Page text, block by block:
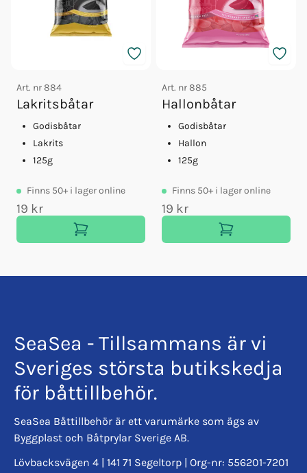
Art. nr884
Lakritsbåtar
Godisbåtar
Lakrits
125g
Finns 50+ i lager online
19 kr
Art. nr885
Hallonbåtar
Godisbåtar
Hallon
125g
Finns 50+ i lager online
19 kr
SeaSea - Tillsammans är vi
Sveriges största butikskedja
för båttillbehör.
SeaSea Båttillbehör är ett varumärke som ägs av
Byggplast och Båtprylar Sverige AB.
Lövbacksvägen 4 | 141 71 Segeltorp | Org-nr: 556201-7201